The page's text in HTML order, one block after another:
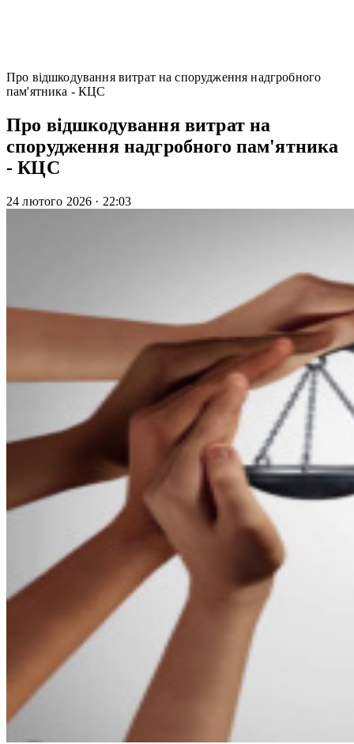
Про відшкодування витрат на спорудження надгробного
пам'ятника - КЦС
Про відшкодування витрат на
спорудження надгробного пам'ятника
- КЦС
24 лютого 2026 · 22:03